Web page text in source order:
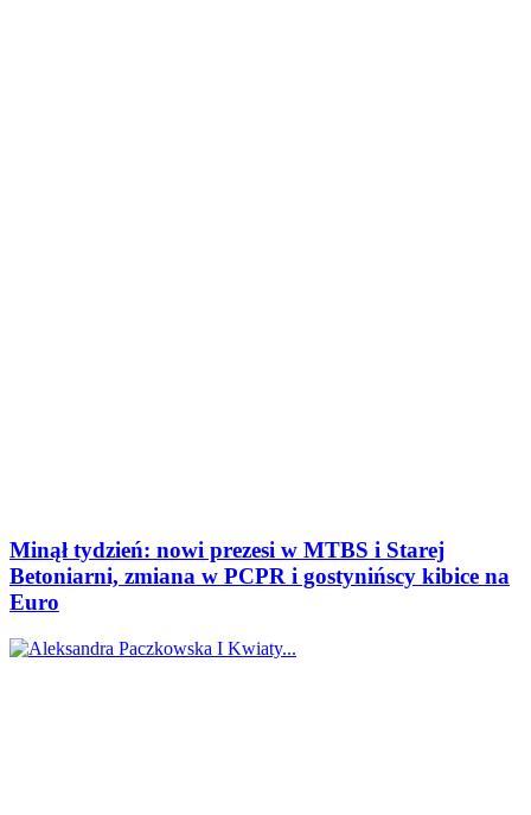
Minął tydzień: nowi prezesi w MTBS i Starej
Betoniarni, zmiana w PCPR i gostynińscy kibice na
Euro